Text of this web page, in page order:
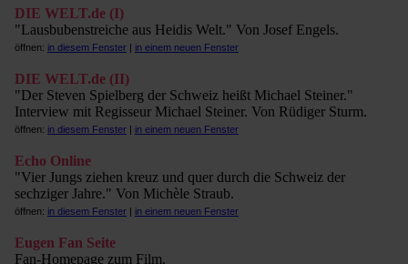
DIE WELT.de (I)
"Lausbubenstreiche aus Heidis Welt." Von Josef Engels.
öffnen: in diesem Fenster | in einem neuen Fenster
DIE WELT.de (II)
"Der Steven Spielberg der Schweiz heißt Michael Steiner."
Interview mit Regisseur Michael Steiner. Von Rüdiger Sturm.
öffnen: in diesem Fenster | in einem neuen Fenster
Echo Online
"Vier Jungs ziehen kreuz und quer durch die Schweiz der
sechziger Jahre." Von Michèle Straub.
öffnen: in diesem Fenster | in einem neuen Fenster
Eugen Fan Seite
Fan-Homepage zum Film.